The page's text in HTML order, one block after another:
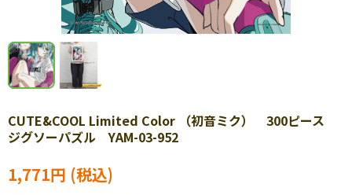
CUTE&COOL Limited Color （初音ミク） 300ピース
ジグソーパズル YAM-03-952
1,771円